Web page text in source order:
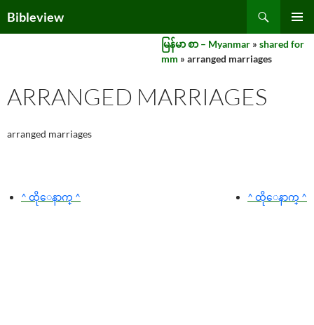
toBibleview
MENU
မြန်မာ စာ – Myanmar » shared for
mm » arranged marriages
ARRANGED MARRIAGES
arranged marriages
^ ထိုေနာက္ ^ ^ ထိုေနာက္ ^